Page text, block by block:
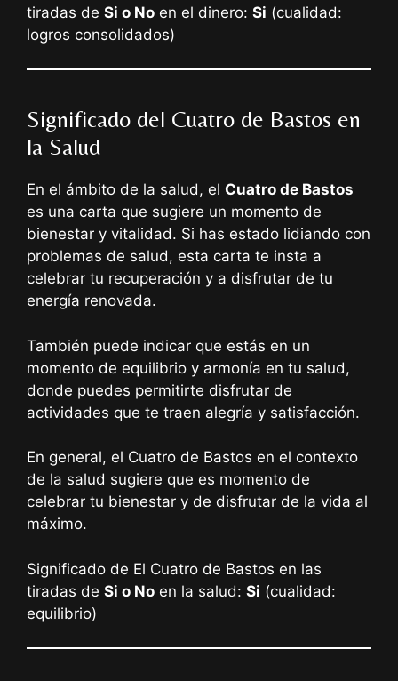
tiradas de Si o No en el dinero: Si (cualidad:
logros consolidados)
Significado del Cuatro de Bastos en
la Salud
En el ámbito de la salud, el Cuatro de Bastos
es una carta que sugiere un momento de
bienestar y vitalidad. Si has estado lidiando con
problemas de salud, esta carta te insta a
celebrar tu recuperación y a disfrutar de tu
energía renovada.
También puede indicar que estás en un
momento de equilibrio y armonía en tu salud,
donde puedes permitirte disfrutar de
actividades que te traen alegría y satisfacción.
En general, el Cuatro de Bastos en el contexto
de la salud sugiere que es momento de
celebrar tu bienestar y de disfrutar de la vida al
máximo.
Significado de El Cuatro de Bastos en las
tiradas de Si o No en la salud: Si (cualidad:
equilibrio)